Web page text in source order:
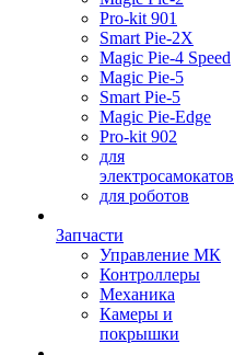
Pro-kit 901
Smart Pie-2X
Magic Pie-4 Speed
Magic Pie-5
Smart Pie-5
Magic Pie-Edge
Pro-kit 902
для
электросамокатов
для роботов
Запчасти
Управление МК
Контроллеры
Механика
Камеры и
покрышки